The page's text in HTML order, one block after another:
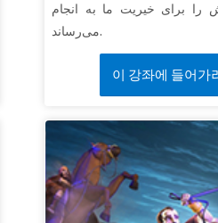
را برای خیریت ما به انجام
می‌رساند.
이 강좌에 들어가